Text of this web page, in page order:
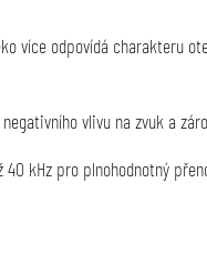
více odpovídá charakteru
vlivu na zvuk a
40 kHz pro plnohodnotný